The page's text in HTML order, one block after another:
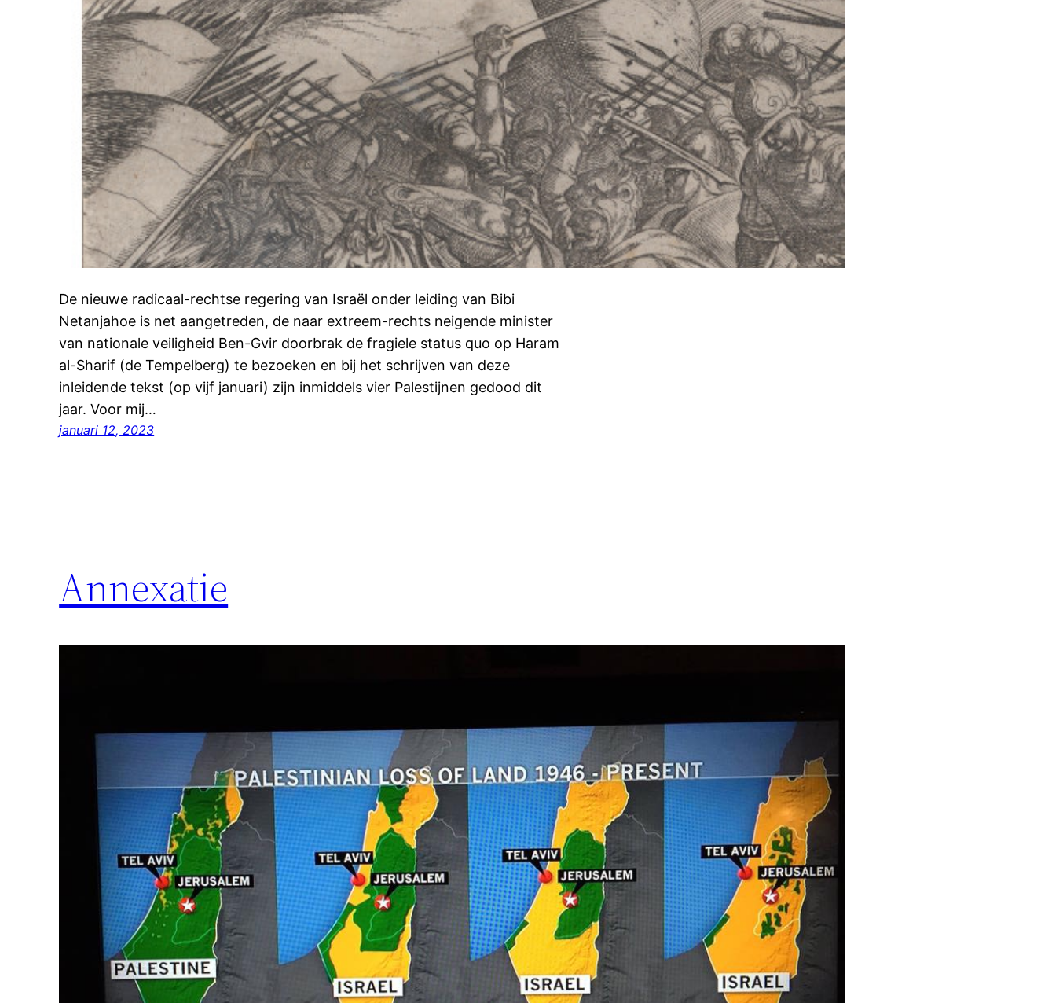
De nieuwe radicaal-rechtse regering van Israël onder leiding van Bibi
Netanjahoe is net aangetreden, de naar extreem-rechts neigende minister
van nationale veiligheid Ben-Gvir doorbrak de fragiele status quo op Haram
al-Sharif (de Tempelberg) te bezoeken en bij het schrijven van deze
inleidende tekst (op vijf januari) zijn inmiddels vier Palestijnen gedood dit
jaar. Voor mij…
januari 12, 2023
Annexatie